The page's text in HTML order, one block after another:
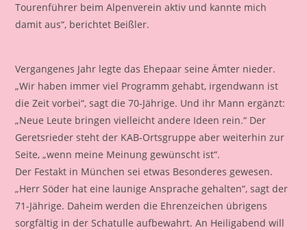
Tourenführer beim Alpenverein aktiv und kannte mich
damit aus“, berichtet Beißler.
Vergangenes Jahr legte das Ehepaar seine Ämter nieder.
„Wir haben immer viel Programm gehabt, irgendwann ist
die Zeit vorbei“, sagt die 70-Jährige. Und ihr Mann ergänzt:
„Neue Leute bringen vielleicht andere Ideen rein.“ Der
Geretsrieder steht der KAB-Ortsgruppe aber weiterhin zur
Seite, „wenn meine Meinung gewünscht ist“.
Der Festakt in München sei etwas Besonderes gewesen.
„Herr Söder hat eine launige Ansprache gehalten“, sagt der
71-Jährige. Daheim werden die Ehrenzeichen übrigens
sorgfältig in der Schatulle aufbewahrt. An Heiligabend will